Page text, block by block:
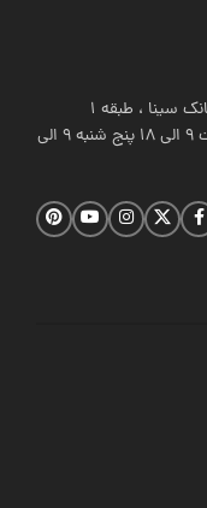
ساعت کاری شیراز: شنبه تا چهارشنبه از ساعت 9 الی 18 پنج شنبه 9 الی